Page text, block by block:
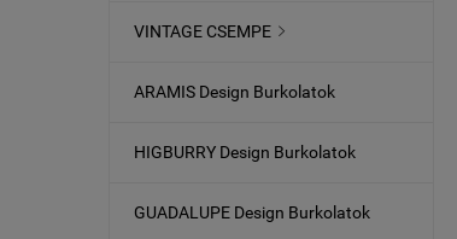
VINTAGE CSEMPE 
ARAMIS Design Burkolatok
HIGBURRY Design Burkolatok
GUADALUPE Design Burkolatok